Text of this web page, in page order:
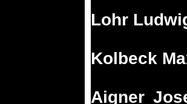
Lohr
Kolbeck
Aigner